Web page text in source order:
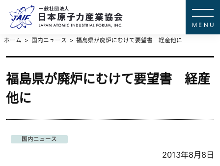
ホーム 国内ニュース 福島県が廃炉にむけて要望書 経産他に
福島県が廃炉にむけて要望書 経産
他に
国内ニュース
2013年8月8日